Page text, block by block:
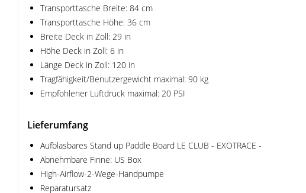
Transporttasche Breite: 84 cm
Transporttasche Höhe: 36 cm
Breite Deck in Zoll: 29 in
Höhe Deck in Zoll: 6 in
Länge Deck in Zoll: 120 in
Tragfähigkeit/Benutzergewicht maximal: 90 kg
Empfohlener Luftdruck maximal: 20 PSI
Lieferumfang
Aufblasbares Stand up Paddle Board LE CLUB - EXOTRACE -
Abnehmbare Finne: US Box
High-Airflow-2-Wege-Handpumpe
Reparatursatz